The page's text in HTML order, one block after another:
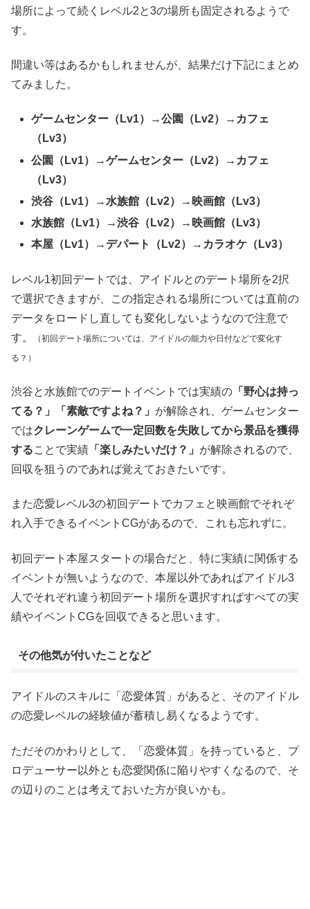
場所によって続くレベル2と3の場所も固定されるようで
す。
間違い等はあるかもしれませんが、結果だけ下記にまとめ
てみました。
ゲームセンター（Lv1）→公園（Lv2）→カフェ
（Lv3）
公園（Lv1）→ゲームセンター（Lv2）→カフェ
（Lv3）
渋谷（Lv1）→水族館（Lv2）→映画館（Lv3）
水族館（Lv1）→渋谷（Lv2）→映画館（Lv3）
本屋（Lv1）→デパート（Lv2）→カラオケ（Lv3）
レベル1初回デートでは、アイドルとのデート場所を2択
で選択できますが、この指定される場所については直前の
データをロードし直しても変化しないようなので注意で
す。
（初回デート場所については、アイドルの能力や日付などで変化す
る？）
渋谷と水族館でのデートイベントでは実績の 「野心は持っ
てる？」「素敵ですよね？」 が解除され、ゲームセンター
ではクレーンゲームで一定回数を失敗してから景品を獲得
することで実績 「楽しみたいだけ？」 が解除されるので、
回収を狙うのであれば覚えておきたいです。
また恋愛レベル3の初回デートでカフェと映画館でそれぞ
れ入手できるイベントCGがあるので、これも忘れずに。
初回デート本屋スタートの場合だと、特に実績に関係する
イベントが無いようなので、本屋以外であればアイドル3
人でそれぞれ違う初回デート場所を選択すればすべての実
績やイベントCGを回収できると思います。
その他気が付いたことなど
アイドルのスキルに「恋愛体質」があると、そのアイドル
の恋愛レベルの経験値が蓄積し易くなるようです。
ただそのかわりとして、「恋愛体質」を持っていると、プ
ロデューサー以外とも恋愛関係に陥りやすくなるので、そ
の辺りのことは考えておいた方が良いかも。